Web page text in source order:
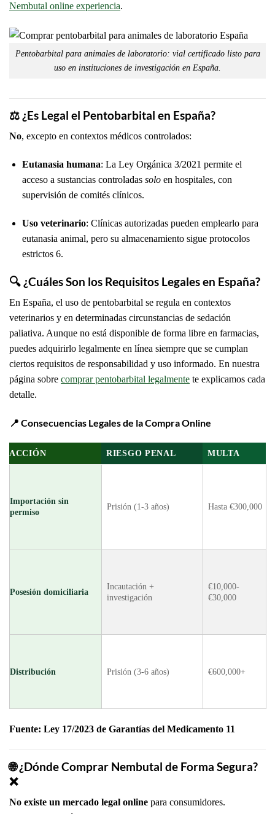
Nembutal online experiencia.
Pentobarbital para animales de laboratorio: vial certificado listo para
uso en instituciones de investigación en España.
⚖️ ¿Es Legal el Pentobarbital en España?
No, excepto en contextos médicos controlados:
Eutanasia humana: La Ley Orgánica 3/2021 permite el
acceso a sustancias controladas soloen hospitales, con
supervisión de comités clínicos.
Uso veterinario: Clínicas autorizadas pueden emplearlo para
eutanasia animal, pero su almacenamiento sigue protocolos
estrictos 6.
🔍 ¿Cuáles Son los Requisitos Legales en España?
En España, el uso de pentobarbital se regula en contextos
veterinarios y en determinadas circunstancias de sedación
paliativa. Aunque no está disponible de forma libre en farmacias,
puedes adquirirlo legalmente en línea siempre que se cumplan
ciertos requisitos de responsabilidad y uso informado. En nuestra
página sobre comprar pentobarbital legalmente te explicamos cada
detalle.
📍 Consecuencias Legales de la Compra Online
ACCIÓN RIESGO PENAL MULTA
Importación sin
permiso
Prisión (1-3 años) Hasta €300,000
Posesión domiciliaria
Incautación +
investigación
€10,000-
€30,000
Distribución Prisión (3-6 años) €600,000+
Fuente: Ley 17/2023 de Garantías del Medicamento 11
🌐¿Dónde Comprar Nembutal de Forma Segura?
❌
No existe un mercado legal online para consumidores.